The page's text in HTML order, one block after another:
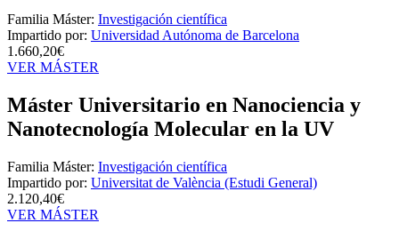
Familia Máster: Investigación científica
Impartido por: Universidad Autónoma de Barcelona
1.660,20€
VER MÁSTER
Máster Universitario en Nanociencia y
Nanotecnología Molecular en la UV
Familia Máster: Investigación científica
Impartido por: Universitat de València (Estudi General)
2.120,40€
VER MÁSTER